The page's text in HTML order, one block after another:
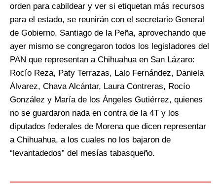
orden para cabildear y ver si etiquetan más recursos
para el estado, se reunirán con el secretario General
de Gobierno, Santiago de la Peña, aprovechando que
ayer mismo se congregaron todos los legisladores del
PAN que representan a Chihuahua en San Lázaro:
Rocío Reza, Paty Terrazas, Lalo Fernández, Daniela
Álvarez, Chava Alcántar, Laura Contreras, Rocío
González y María de los Ángeles Gutiérrez, quienes
no se guardaron nada en contra de la 4T y los
diputados federales de Morena que dicen representar
a Chihuahua, a los cuales no los bajaron de
“levantadedos” del mesías tabasqueño.